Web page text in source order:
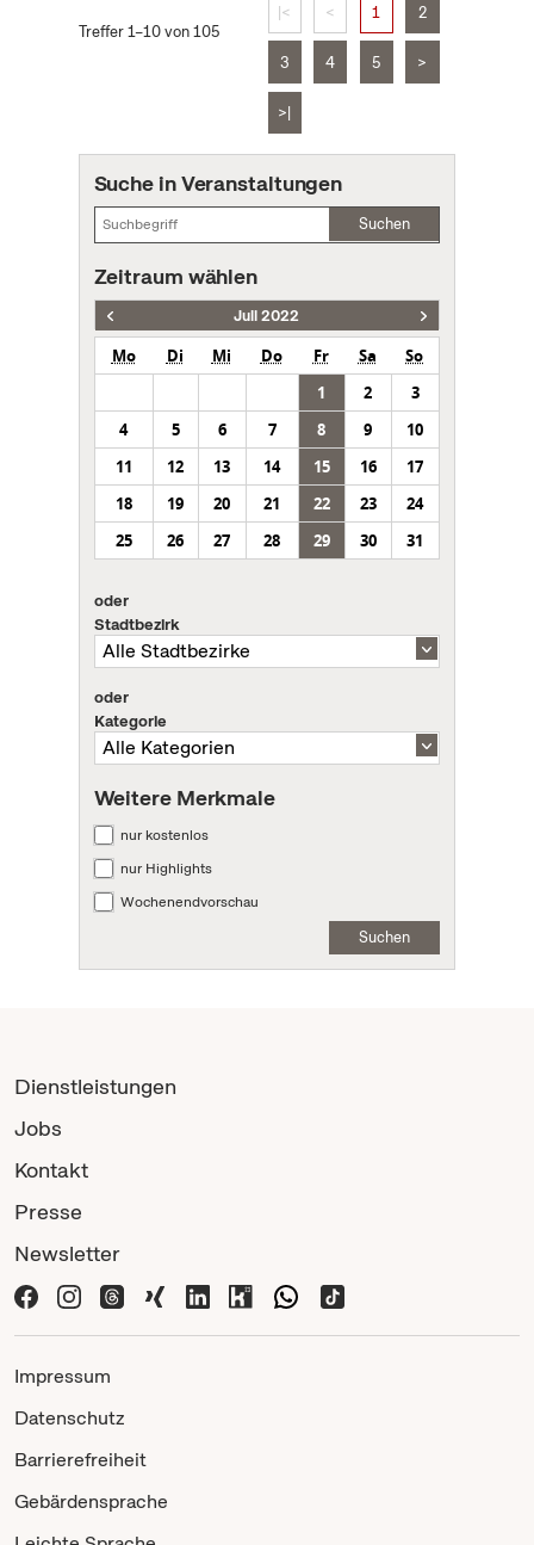
Treffer 1–10 von 105
|< < 1 2
3 4 5 >
>|
Suche in Veranstaltungen
Suchen
Zeitraum wählen
Juli 2022
Mo Di Mi Do Fr Sa
So
1
2
3
4
5 6 7 8 9
10
11
12 13 14 15 16
17
18
19 20 21 22 23
24
25
26 27 28 29 30 31
oder
Stadtbezirk
oder
Kategorie
Weitere Merkmale
nur kostenlos
nur Highlights
Wochenendvorschau
Suchen
Dienstleistungen
Jobs
Kontakt
Presse
Newsletter
Impressum
Datenschutz
Barrierefreiheit
Gebärdensprache